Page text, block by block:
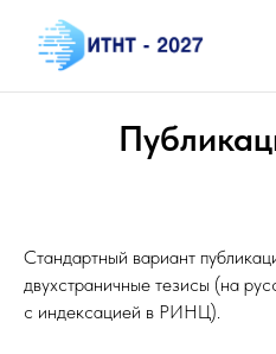
Стандартный вариант
двухстраничные тезисы (на
с индексацией в РИНЦ).